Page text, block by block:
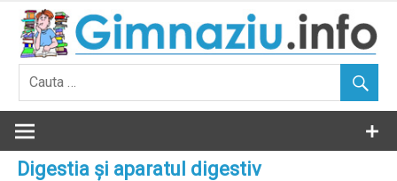
Skip
content
Digestia şi aparatul digestiv